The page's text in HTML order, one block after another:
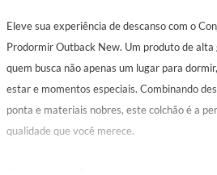
Eleve sua experiência de descanso com o
Prodormir Outback New. Um produto de
quem busca não apenas um lugar para
estar e momentos especiais. Combinando
ponta e materiais nobres, este colchão é a
qualidade que você merece.